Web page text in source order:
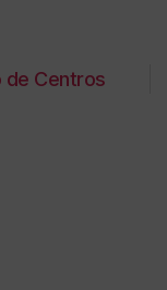
de Centros